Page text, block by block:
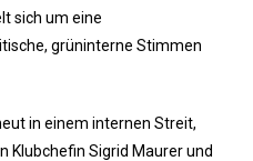
sich um eine
grüninterne Stimmen
in einem internen Streit,
Klubchefin Sigrid Maurer und